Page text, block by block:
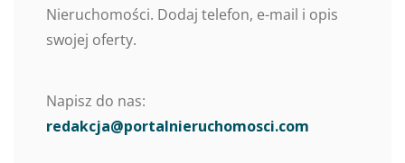
Nieruchomości. Dodaj telefon, e-mail i opis
swojej oferty.
Napisz do nas:
redakcja@portalnieruchomosci.com